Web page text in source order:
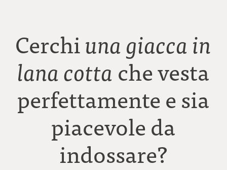
Cerchiuna giacca in
lana cotta che vesta
perfettamente e sia
piacevole da
indossare?